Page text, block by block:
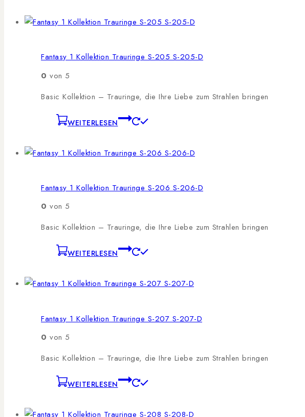
Fantasy 1 Kollektion Trauringe S-205 S-205-D
0 von 5
Basic Kollektion – Trauringe, die Ihre Liebe zum Strahlen bringen
WEITERLESEN
Fantasy 1 Kollektion Trauringe S-206 S-206-D
0 von 5
Basic Kollektion – Trauringe, die Ihre Liebe zum Strahlen bringen
WEITERLESEN
Fantasy 1 Kollektion Trauringe S-207 S-207-D
0 von 5
Basic Kollektion – Trauringe, die Ihre Liebe zum Strahlen bringen
WEITERLESEN